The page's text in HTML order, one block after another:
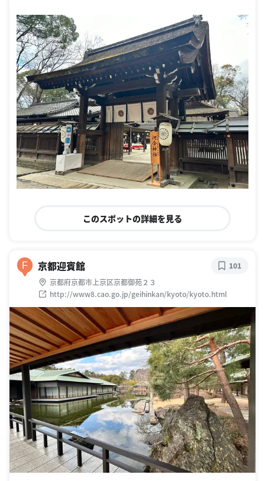
このスポットの詳細を見る
F 京都迎賓館
京都府京都市上京区京都御苑２３
http://www8.cao.go.jp/geihinkan/kyoto/kyoto.html
101